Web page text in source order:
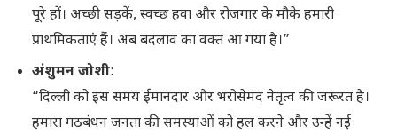
पूरे हों। अच्छी सड़कें, स्वच्छ हवा और रोजगार के मौके हमारी
प्राथमिकताएं हैं। अब बदलाव का वक्त आ गया है।”
अंशुमन जोशी:
“दिल्ली को इस समय ईमानदार और भरोसेमंद नेतृत्व की जरूरत है।
हमारा गठबंधन जनता की समस्याओं को हल करने और उन्हें नई